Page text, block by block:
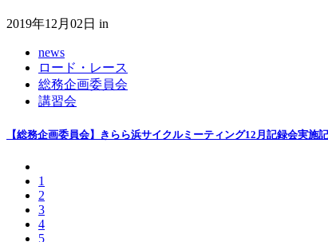
2019年12月02日 in
news
ロード・レース
総務企画委員会
講習会
【総務企画委員会】きらら浜サイクルミーティング12月記録会実施
1
2
3
4
5